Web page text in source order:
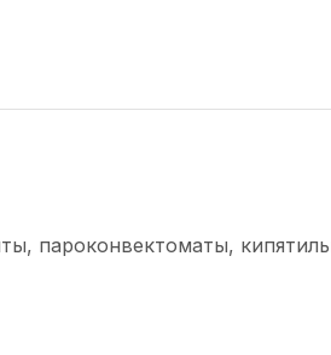
пароконвектоматы,